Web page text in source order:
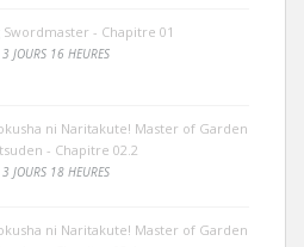
- Chapitre 01
JOURS 16 HEURES
ni Naritakute! Master of Garden
- Chapitre 02.2
JOURS 18 HEURES
ni Naritakute! Master of Garden